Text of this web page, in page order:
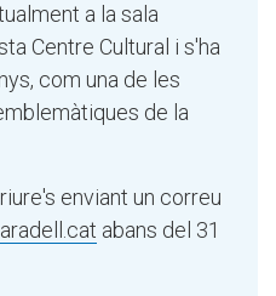
a la sala
Centre Cultural i s'ha
com una de les
de la
enviant un correu
abans del 31